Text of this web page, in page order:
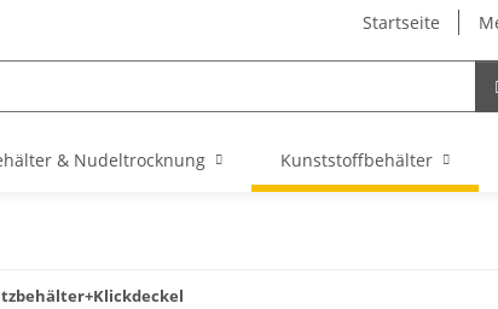
Startseite
& Nudeltrocknung Kunststoffbehälter